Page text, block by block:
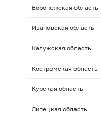
Воронежская область
Ивановская область
Калужская область
Костромская область
Курская область
Липецкая область